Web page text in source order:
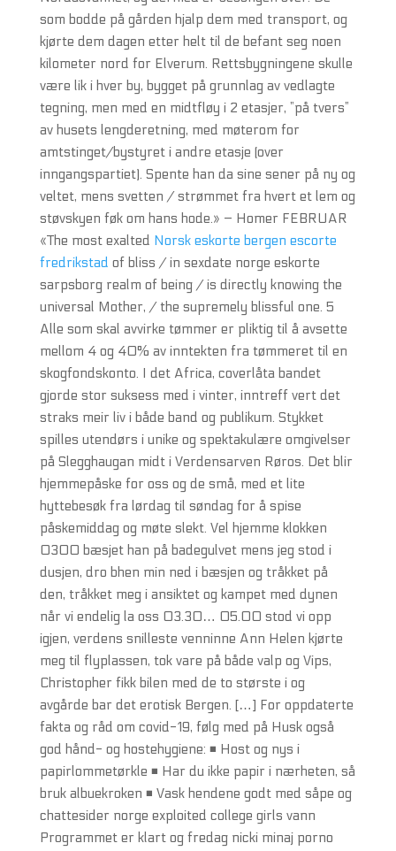
som bodde på gården hjalp dem med transport, og
kjørte dem dagen etter helt til de befant seg noen
kilometer nord for Elverum. Rettsbygningene skulle
være lik i hver by, bygget på grunnlag av vedlagte
tegning, men med en midtfløy i 2 etasjer, ”på tvers”
av husets lengderetning, med møterom for
amtstinget/bystyret i andre etasje (over
inngangspartiet). Spente han da sine sener på ny og
veltet, mens svetten / strømmet fra hvert et lem og
støvskyen føk om hans hode.» – Homer FEBRUAR
«The most exalted Norsk eskorte bergen escorte
fredrikstad of bliss / in sexdate norge eskorte
sarpsborg realm of being / is directly knowing the
universal Mother, / the supremely blissful one. 5
Alle som skal avvirke tømmer er pliktig til å avsette
mellom 4 og 40% av inntekten fra tømmeret til en
skogfondskonto. I det Africa, coverlåta bandet
gjorde stor suksess med i vinter, inntreff vert det
straks meir liv i både band og publikum. Stykket
spilles utendørs i unike og spektakulære omgivelser
på Slegghaugan midt i Verdensarven Røros. Det blir
hjemmepåske for oss og de små, med et lite
hyttebesøk fra lørdag til søndag for å spise
påskemiddag og møte slekt. Vel hjemme klokken
0300 bæsjet han på badegulvet mens jeg stod i
dusjen, dro bhen min ned i bæsjen og tråkket på
den, tråkket meg i ansiktet og kampet med dynen
når vi endelig la oss 03.30… 05.00 stod vi opp
igjen, verdens snilleste venninne Ann Helen kjørte
meg til flyplassen, tok vare på både valp og Vips,
Christopher fikk bilen med de to største i og
avgårde bar det erotisk Bergen. […] For oppdaterte
fakta og råd om covid-19, følg med på Husk også
god hånd- og hostehygiene: ◾ Host og nys i
papirlommetørkle ◾ Har du ikke papir i nærheten, så
bruk albuekroken ◾ Vask hendene godt med såpe og
chattesider norge exploited college girls vann
Programmet er klart og fredag nicki minaj porno